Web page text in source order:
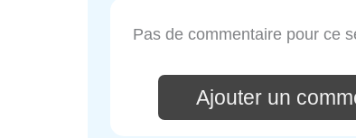
Pas de commentaire pour ce
Ajouter un